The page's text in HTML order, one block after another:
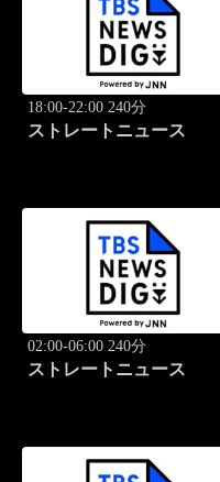
18:00-22:00 240分
ストレートニュース
02:00-06:00 240分
ストレートニュース